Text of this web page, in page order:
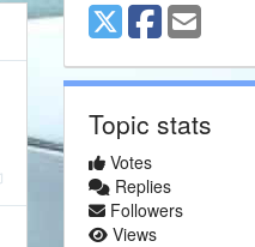
Topic stats
Votes
Replies
Followers
Views